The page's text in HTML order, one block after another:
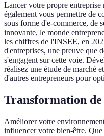
Lancer votre propre
également vous permettre de
sous forme d'e-commerce, de
innovante, le monde
les chiffres de l'INSEE, en
d'entreprises, une preuve que
s'engagent sur cette voie.
réalisez une étude de marché
d'autres entrepreneurs pour
Transformation de
Améliorer votre
influencer votre bien-être.